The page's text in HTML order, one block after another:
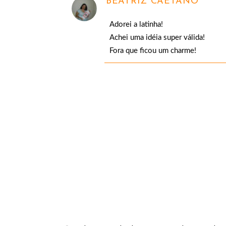
Adorei a latinha!
Achei uma idéia super válida!
Fora que ficou um charme!